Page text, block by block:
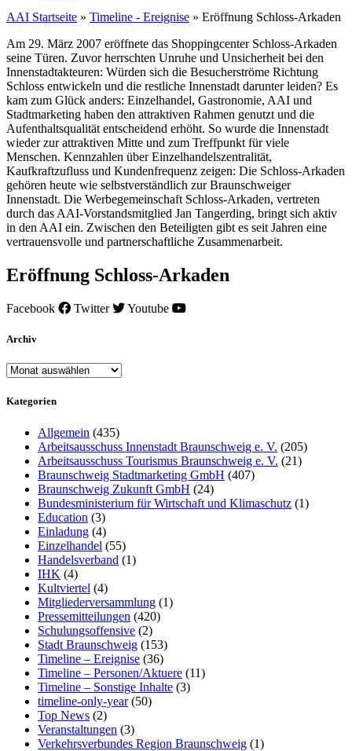
AAI Startseite » Timeline - Ereignise » Eröffnung Schloss-Arkaden
Am 29. März 2007 eröffnete das Shoppingcenter Schloss-Arkaden
seine Türen. Zuvor herrschten Unruhe und Unsicherheit bei den
Innenstadtakteuren: Würden sich die Besucherströme Richtung
Schloss entwickeln und die restliche Innenstadt darunter leiden? Es
kam zum Glück anders: Einzelhandel, Gastronomie, AAI und
Stadtmarketing haben den attraktiven Rahmen genutzt und die
Aufenthaltsqualität entscheidend erhöht. So wurde die Innenstadt
wieder zur attraktiven Mitte und zum Treffpunkt für viele
Menschen. Kennzahlen über Einzelhandelszentralität,
Kaufkraftzufluss und Kundenfrequenz zeigen: Die Schloss-Arkaden
gehören heute wie selbstverständlich zur Braunschweiger
Innenstadt. Die Werbegemeinschaft Schloss-Arkaden, vertreten
durch das AAI-Vorstandsmitglied Jan Tangerding, bringt sich aktiv
in den AAI ein. Zwischen den Beteiligten gibt es seit Jahren eine
vertrauensvolle und partnerschaftliche Zusammenarbeit.
Eröffnung Schloss-Arkaden
Facebook Twitter Youtube
Archiv
Archiv
Kategorien
Allgemein (435)
Arbeitsausschuss Innenstadt Braunschweig e. V. (205)
Arbeitsausschuss Tourismus Braunschweig e. V. (21)
Braunschweig Stadtmarketing GmbH (407)
Braunschweig Zukunft GmbH (24)
Bundesministerium für Wirtschaft und Klimaschutz (1)
Education (3)
Einladung (4)
Einzelhandel (55)
Handelsverband (1)
IHK (4)
Kultviertel (4)
Mitgliederversammlung (1)
Pressemitteilungen (420)
Schulungsoffensive (2)
Stadt Braunschweig (153)
Timeline – Ereignise (36)
Timeline – Personen/Aktuere (11)
Timeline – Sonstige Inhalte (3)
timeline-only-year(50)
Top News (2)
Veranstaltungen (3)
Verkehrsverbundes Region Braunschweig (1)